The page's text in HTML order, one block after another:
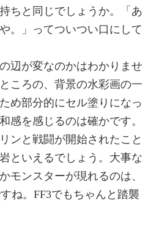
ちと同じでしょうか。「あ
。」ってついつい口にして
辺が変なのかはわかりませ
ころの、背景の水彩画の一
め部分的にセル塗りになっ
感を感じるのは確かです。
ンと戦闘が開始されたこと
といえるでしょう。大事な
モンスターが現れるのは、
ね。FF3でもちゃんと踏襲